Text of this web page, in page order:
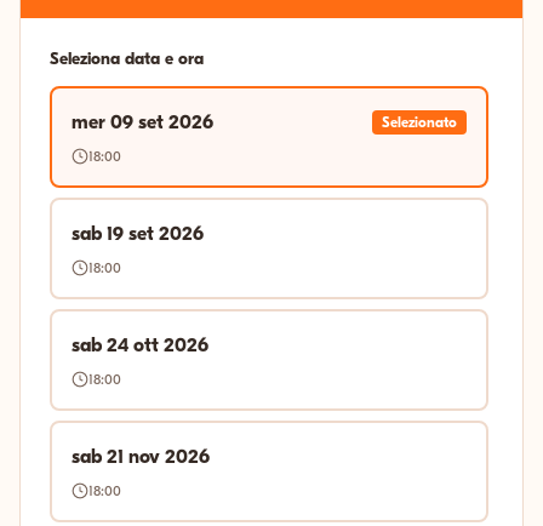
Seleziona data e ora
mer 09 set 2026
Selezionato
18:00
sab 19 set 2026
18:00
sab 24 ott 2026
18:00
sab 21 nov 2026
18:00